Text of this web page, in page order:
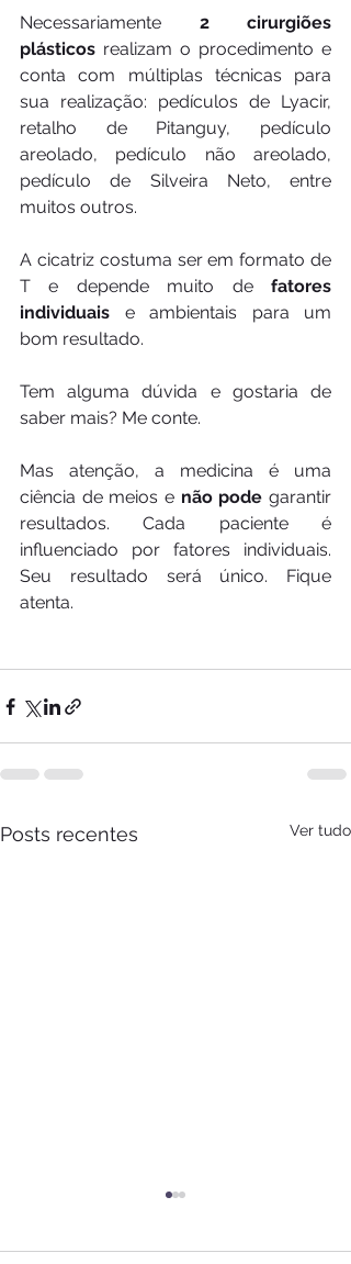
Necessariamente 2 cirurgiões
plásticos realizam o procedimento e
conta com múltiplas técnicas para
sua realização: pedículos de Lyacir,
retalho de Pitanguy, pedículo
areolado, pedículo não areolado,
pedículo de Silveira Neto, entre
muitos outros.
A cicatriz costuma ser em formato de
T e depende muito de fatores
individuais e ambientais para um
bom resultado.
Tem alguma dúvida e gostaria de
saber mais? Me conte.
Mas atenção, a medicina é uma
ciência de meios e não pode garantir
resultados. Cada paciente é
influenciado por fatores individuais.
Seu resultado será único. Fique
atenta.
Posts recentes Ver tudo